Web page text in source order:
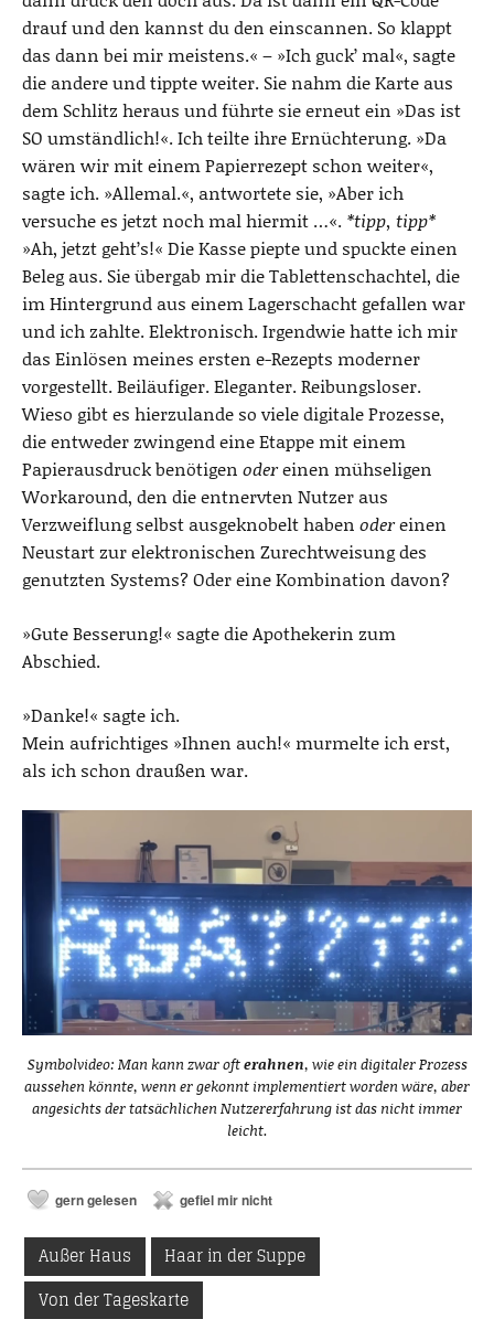
drauf und den kannst du den einscannen. So klappt
das dann bei mir meistens.« – »Ich guck’ mal«, sagte
die andere und tippte weiter. Sie nahm die Karte aus
dem Schlitz heraus und führte sie erneut ein »Das ist
SO umständlich!«. Ich teilte ihre Ernüchterung. »Da
wären wir mit einem Papierrezept schon weiter«,
sagte ich. »Allemal.«, antwortete sie, »Aber ich
versuche es jetzt noch mal hiermit …«. *tipp, tipp*
»Ah, jetzt geht’s!« Die Kasse piepte und spuckte einen
Beleg aus. Sie übergab mir die Tablettenschachtel, die
im Hintergrund aus einem Lagerschacht gefallen war
und ich zahlte. Elektronisch. Irgendwie hatte ich mir
das Einlösen meines ersten e-Rezepts moderner
vorgestellt. Beiläufiger. Eleganter. Reibungsloser.
Wieso gibt es hierzulande so viele digitale Prozesse,
die entweder zwingend eine Etappe mit einem
Papierausdruck benötigen odereinen mühseligen
Workaround, den die entnervten Nutzer aus
Verzweiflung selbst ausgeknobelt haben odereinen
Neustart zur elektronischen Zurechtweisung des
genutzten Systems? Oder eine Kombination davon?
»Gute Besserung!« sagte die Apothekerin zum
Abschied.
»Danke!« sagte ich.
Mein aufrichtiges »Ihnen auch!« murmelte ich erst,
als ich schon draußen war.
Symbolvideo: Man kann zwar ofterahnen, wie ein digitaler Prozess
aussehen könnte, wenn er gekonnt implementiert worden wäre, aber
angesichts der tatsächlichen Nutzererfahrung ist das nicht immer
leicht.
gern gelesen gefiel mir nicht
Außer Haus
Haar in der Suppe
Von der Tageskarte